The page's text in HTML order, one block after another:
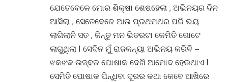
ଯେତେବେଳେ ମୋର ଶିକ୍ଷା ଶେଷହେଲା , ଅଭିନୟର ଦିନ
ଆସିଲା , ସେତେବେଳେ ଆଉ ପ୍ରଥମଥର ପରି ଭୟ
ଲାଗିଲାନି ସତ , କିନ୍ତୁ ମନ ଭିତରଟା କେମିତି ଗୋଟେ
ଲାଗୁଥିଲା I ସେଦିନ ମୁଁ ରାଜକନ୍ୟା ଅଭିନୟ କରିବି –
ଝକଝକ ଉଜ୍ବଳ ପୋଷାକ ଦେଖି ଆମୋଦ ହେଉଥାଏ I
ସେମିତି ପୋଷାକ ପିନ୍ଧିବା ଦୂରର କଥା କେବେ ଆଖିରେ